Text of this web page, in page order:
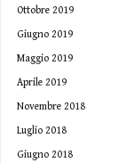
Ottobre 2019
Giugno 2019
Maggio 2019
Aprile 2019
Novembre 2018
Luglio 2018
Giugno 2018